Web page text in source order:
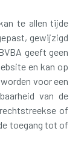
te allen tijde
gewijzigd
geeft geen
en kan op
voor een
van de
of
toegang tot of